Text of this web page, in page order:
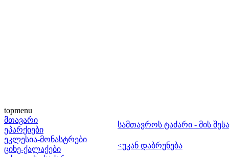
topmenu
მთავარი
ეპარქიები
ეკლესია-მონასტრები
ციხე-ქალაქები
სამთავროს ტაძარი - მის
<უკან დაბრუნება